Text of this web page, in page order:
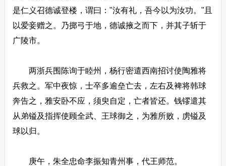
是仁义召德诚登楼，谓曰："汝有礼，吾今以为汝功。"且
以爱妾赠之。乃掷弓于地，德诚掖之而下，并其子斩于
广陵市。
两浙兵围陈询于睦州，杨行密遣西南招讨使陶雅将
兵救之。军中夜惊，士卒多逾垒亡去，左右及裨将韩球
奔告之，雅安卧不应，须臾自定，亡者皆还。钱镠遣其
从弟镒及指挥使顾全武、王球御之，为雅所败，虏镒及
球以归。
庚午，朱全忠命李振知青州事，代王师范。